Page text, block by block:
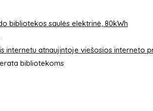
bibliotekos saulės elektrinė, 80kWh
internetu atnaujintoje viešosios interneto
bibliotekoms